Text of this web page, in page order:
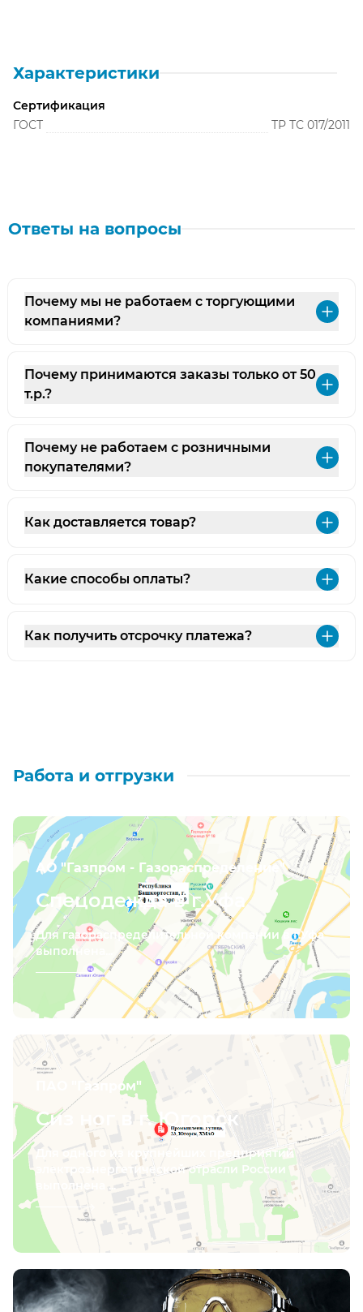
Характеристики
Сертификация
ГОСТ
ТР ТС 017/2011
Ответы на вопросы
Почему мы не работаем с торгующими
компаниями?
Почему принимаются заказы только от 50
т.р.?
Почему не работаем с розничными
покупателями?
Как доставляется товар?
Какие способы оплаты?
Как получить отсрочку платежа?
Работа и отгрузки
АО "Газпром - Газораспределение"
Спецодежда в г.Уфа
Для газораспределительной компании в г.Уфа
выполнена...
ПАО "Газпром"
Сиз ног в г. Югорск
Для одного из крупнейших предприятий
электроэнергетической отрасли России
выполнена ...